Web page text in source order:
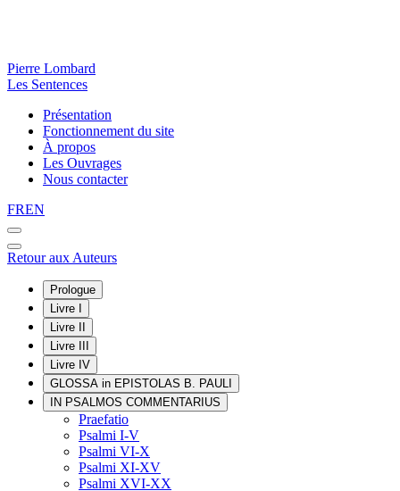
Pierre Lombard
Les Sentences
Présentation
Fonctionnement du site
À propos
Les Ouvrages
Nous contacter
FREN
Retour aux Auteurs
Prologue
Livre I
Livre II
Livre III
Livre IV
GLOSSA in EPISTOLAS B. PAULI
IN PSALMOS COMMENTARIUS
Praefatio
Psalmi I-V
Psalmi VI-X
Psalmi XI-XV
Psalmi XVI-XX